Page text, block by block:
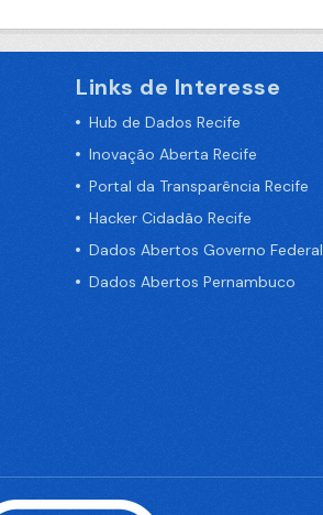
Links de Interesse
Hub de Dados Recife
Inovação Aberta Recife
Portal da Transparência Recife
Hacker Cidadão Recife
Dados Abertos Governo Federal
Dados Abertos Pernambuco